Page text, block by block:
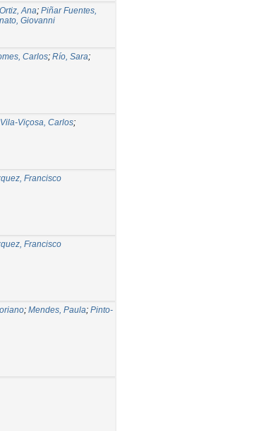
Ana; Piñar Fuentes,
Giovanni
Carlos; Río, Sara;
Vila-Viçosa, Carlos;
Francisco
Francisco
; Mendes, Paula; Pinto-